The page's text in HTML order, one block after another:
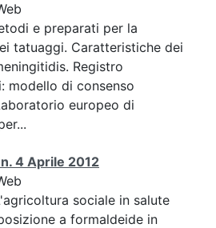
e preparati per la
tatuaggi. Caratteristiche dei
Registro
modello di consenso
europeo di
n. 4 Aprile 2012
sociale in salute
a formaldeide in